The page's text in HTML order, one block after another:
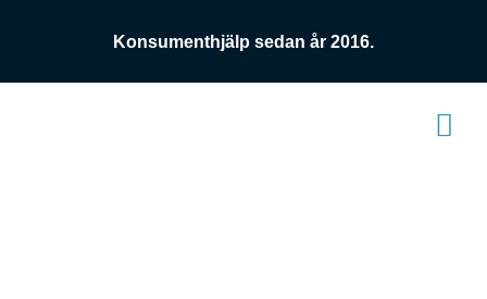
Konsumenthjälp sedan år 2016.